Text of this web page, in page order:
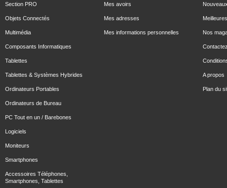
Section PRO
Objets Connectés
Multimédia
Composants Informatiques
Tablettes
Tablettes & Systèmes Hybrides
Ordinateurs Portables
Ordinateurs de Bureau
PC Tout en un / Barebones
Logiciels
Moniteurs
Smartphones
Accessoires Téléphones,
Smartphones, Tablettes
Mes avoirs
Mes adresses
Mes informations personnelles Nos
A propos
Plan du